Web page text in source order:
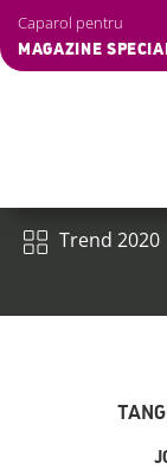
Skip
main
Caparol pentru
MAGAZINE
Trend 2020